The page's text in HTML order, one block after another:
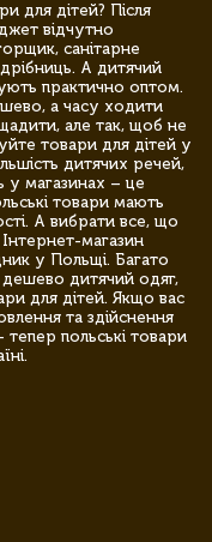
для дітей? Після
відчутно
санітарне
А дитячий
практично оптом.
а часу ходити
але так, щоб не
товари для дітей у
дитячих речей,
у магазинах – це
товари мають
А вибрати все, що
магазин
у Польщі. Багато
дитячий одяг,
для дітей. Якщо вас
та здійснення
польські товари